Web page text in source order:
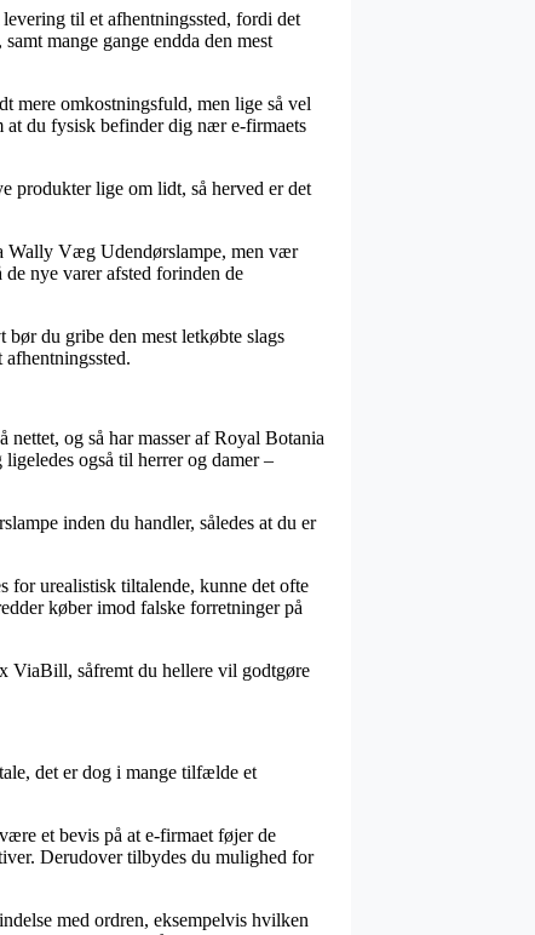
til et afhentningssted, fordi det
mange gange endda den mest
mere omkostningsfuld, men lige så vel
at du fysisk befinder dig nær e-firmaets
produkter lige om lidt, så herved er det
Wally Væg Udendørslampe, men vær
nye varer afsted forinden de
du gribe den mest letkøbte slags
og så har masser af Royal Botania
også til herrer og damer –
inden du handler, således at du er
for urealistisk tiltalende, kunne det ofte
køber imod falske forretninger på
ViaBill, såfremt du hellere vil godtgøre
det er dog i mange tilfælde et
et bevis på at e-firmaet føjer de
Derudover tilbydes du mulighed for
med ordren, eksempelvis hvilken